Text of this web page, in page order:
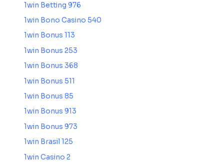
1win Betting 976
1win Bono Casino 540
1win Bonus 113
1win Bonus 253
1win Bonus 368
1win Bonus 511
1win Bonus 85
1win Bonus 913
1win Bonus 973
1win Brasil 125
1win Casino 2